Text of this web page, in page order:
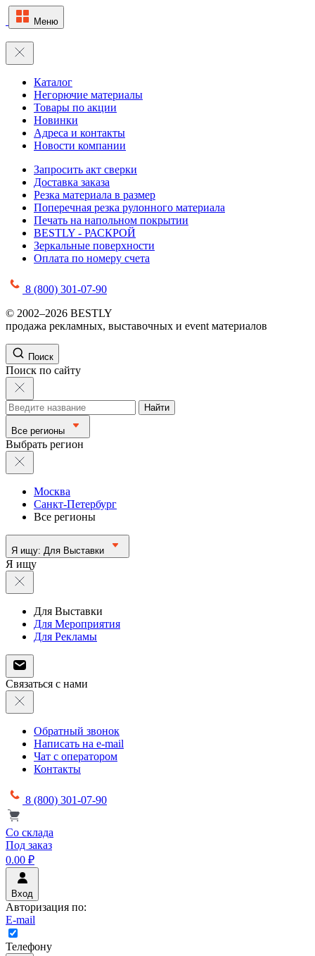
Меню
Каталог
Негорючие материалы
Товары по акции
Новинки
Адреса и контакты
Новости компании
Запросить акт сверки
Доставка заказа
Резка материала в размер
Поперечная резка рулонного материала
Печать на напольном покрытии
BESTLY - РАСКРОЙ
Зеркальные поверхности
Оплата по номеру счета
8 (800) 301-07-90
© 2002–2026 BESTLY
продажа рекламных, выставочных и event материалов
Поиск
Поиск по сайту
Найти
Все регионы
Выбрать регион
Москва
Санкт-Петербург
Все регионы
Я ищу: Для Выставки
Я ищу
Для Выставки
Для Мероприятия
Для Рекламы
Связаться с нами
Обратный звонок
Написать на e-mail
Чат с оператором
Контакты
8 (800) 301-07-90
Со склада
Под заказ
0.00 ₽
Вход
Авторизация по:
E-mail
Телефону